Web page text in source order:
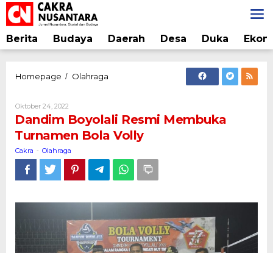
Lewati
ke
konten
Berita Budaya Daerah Desa Duka
Homepage / Olahraga
Membuka
Turnamen
Bola
Oktober 24, 2022
Cakra
Dandim Boyolali Resmi Membuka
Turnamen Bola Volly
Cakra - Olahraga